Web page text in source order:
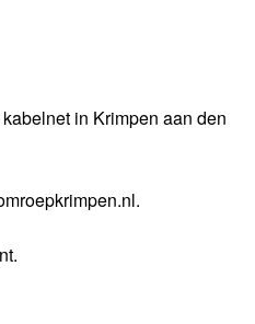
in Krimpen aan den